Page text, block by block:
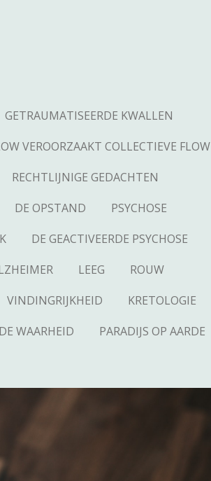
GETRAUMATISEERDE KWALLEN
VEROORZAAKT COLLECTIEVE FLOW
RECHTLIJNIGE GEDACHTEN
DE OPSTAND
PSYCHOSE
DE GEACTIVEERDE PSYCHOSE
LEEG
ROUW
VINDINGRIJKHEID
KRETOLOGIE
DE WAARHEID
PARADIJS OP AARDE